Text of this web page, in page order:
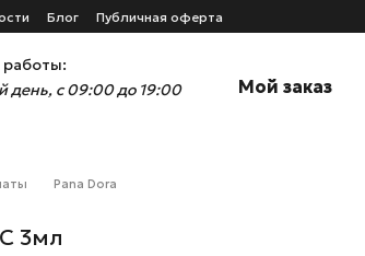
Блог Публичная оферта
работы:
день, с 09:00 до 19:00
Мой заказ
Pana Dora
3мл